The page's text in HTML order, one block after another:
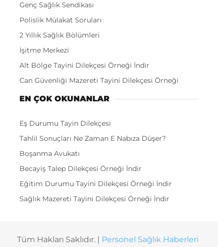
Genç Sağlık Sendikası
Polislik Mülakat Soruları
2 Yıllık Sağlık Bölümleri
İşitme Merkezi
Alt Bölge Tayini Dilekçesi Örneği İndir
Can Güvenliği Mazereti Tayini Dilekçesi Örneği
EN ÇOK OKUNANLAR
Eş Durumu Tayin Dilekçesi
Tahlil Sonuçları Ne Zaman E Nabıza Düşer?
Boşanma Avukatı
Becayiş Talep Dilekçesi Örneği İndir
Eğitim Durumu Tayini Dilekçesi Örneği İndir
Sağlık Mazereti Tayini Dilekçesi Örneği İndir
Tüm Hakları Saklıdır. | Personel Sağlık Haberleri